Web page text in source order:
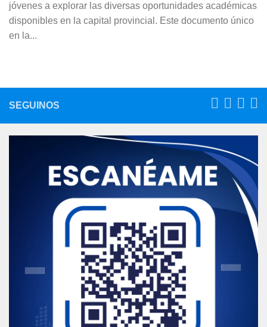
jóvenes a explorar las diversas oportunidades académicas
disponibles en la capital provincial. Este documento único
en la...
SEGUINOS